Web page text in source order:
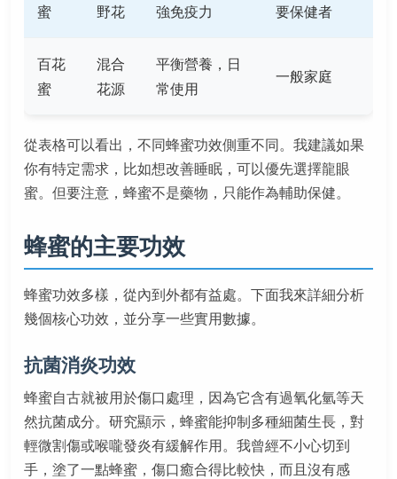
蜜
野花
強免疫力
要保健者
百花
蜜
混合
花源
平衡營養，日
常使用
一般家庭
從表格可以看出，不同蜂蜜功效側重不同。我建議如果
你有特定需求，比如想改善睡眠，可以優先選擇龍眼
蜜。但要注意，蜂蜜不是藥物，只能作為輔助保健。
蜂蜜的主要功效
蜂蜜功效多樣，從內到外都有益處。下面我來詳細分析
幾個核心功效，並分享一些實用數據。
抗菌消炎功效
蜂蜜自古就被用於傷口處理，因為它含有過氧化氫等天
然抗菌成分。研究顯示，蜂蜜能抑制多種細菌生長，對
輕微割傷或喉嚨發炎有緩解作用。我曾經不小心切到
手，塗了一點蜂蜜，傷口癒合得比較快，而且沒有感